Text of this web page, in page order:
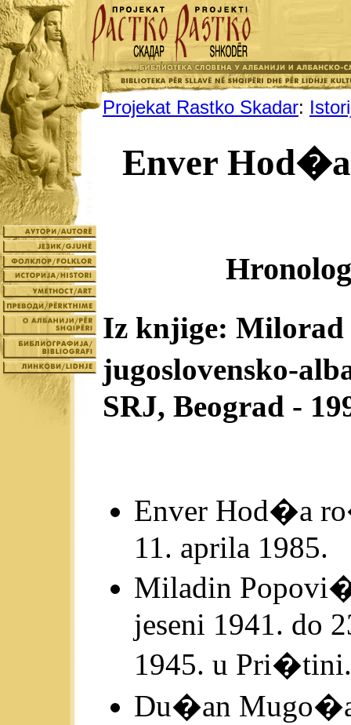
Projekat Rastko Skadar:
Enver Hod�a
Iz knjige:
jugoslovensko-
SRJ, Beograd -
Enver Hod�a
11. aprila 1985.
Miladin
jeseni 1941. do
1945. u Pri�tini.
Du�an